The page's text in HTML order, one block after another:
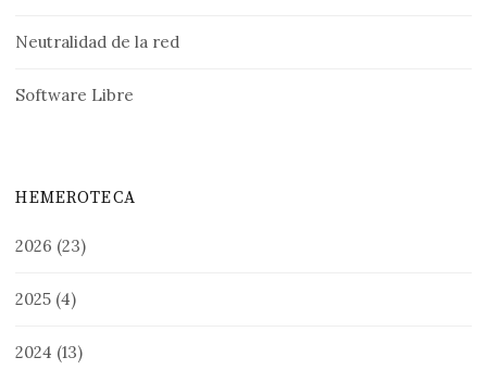
Neutralidad de la red
Software Libre
HEMEROTECA
2026 (23)
2025 (4)
2024 (13)